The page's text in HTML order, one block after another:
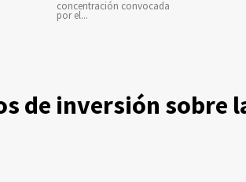
concentración convocada
por el...
de inversión sobre